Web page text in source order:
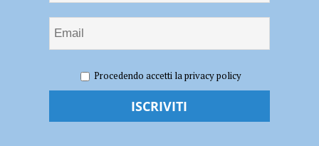
pagamento con un 15enne poi i ricatti, le persecuzioni e le violenze in
due anni da incubo: 70enne arrestato
Rapporti a pagamento con un 15enne poi i
Procedendo accetti la privacy policy